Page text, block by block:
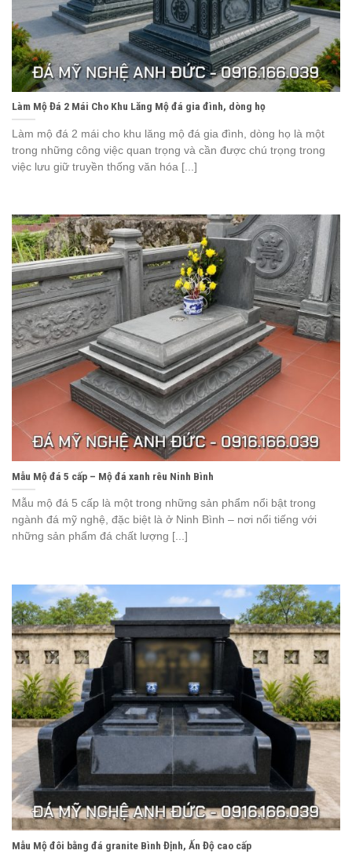
Làm Mộ Đá 2 Mái Cho Khu Lăng Mộ đá gia đình, dòng họ
Làm mộ đá 2 mái cho khu lăng mộ đá gia đình, dòng họ là một
trong những công việc quan trọng và cần được chú trọng trong
việc lưu giữ truyền thống văn hóa [...]
Mẫu Mộ đá 5 cấp – Mộ đá xanh rêu Ninh Bình
Mẫu mộ đá 5 cấp là một trong những sản phẩm nổi bật trong
ngành đá mỹ nghệ, đặc biệt là ở Ninh Bình – nơi nổi tiếng với
những sản phẩm đá chất lượng [...]
Mẫu Mộ đôi bằng đá granite Bình Định, Ấn Độ cao cấp